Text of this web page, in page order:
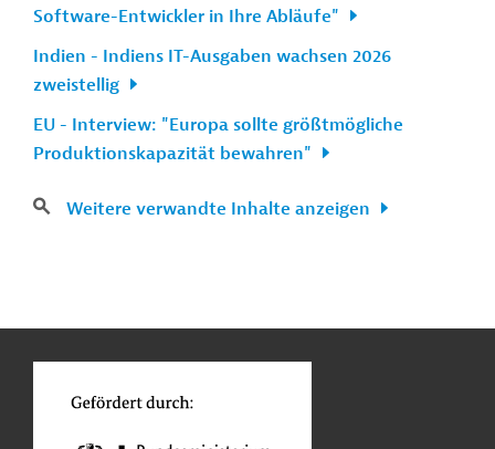
Software-Entwickler in Ihre Abläufe"
Indien - Indiens IT-Ausgaben wachsen 2026
zweistellig
EU - Interview: "Europa sollte größtmögliche
Produktionskapazität bewahren"
Weitere verwandte Inhalte anzeigen